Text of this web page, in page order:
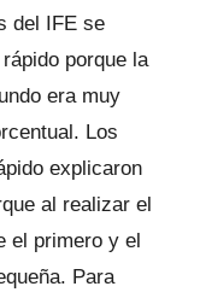
del IFE se
porque la
era muy
Los
explicaron
al realizar el
el primero y el
Para